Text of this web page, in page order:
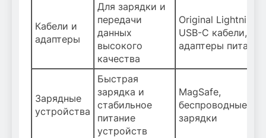
Кабели и
адаптеры
Для зарядки и
передачи
данных
высокого
качества
Original Lightning,
USB-C кабели,
адаптеры питания
Зарядные
устройства
Быстрая
зарядка и
стабильное
питание
устройств
MagSafe,
беспроводные
зарядки